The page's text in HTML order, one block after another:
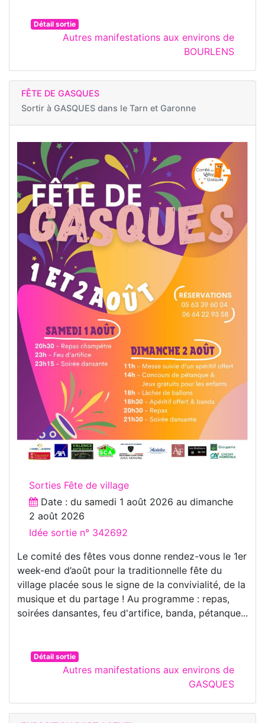
Détail sortie
Autres manifestations aux environs de
BOURLENS
FÊTE DE GASQUES
Sortir à GASQUES dans le Tarn et Garonne
Sorties Fête de village
Date : du samedi 1 août 2026 au dimanche
2 août 2026
Idée sortie n° 342692
Le comité des fêtes vous donne rendez-vous le 1er
week-end d’août pour la traditionnelle fête du
village placée sous le signe de la convivialité, de la
musique et du partage ! Au programme : repas,
soirées dansantes, feu d'artifice, banda, pétanque...
Détail sortie
Autres manifestations aux environs de
GASQUES